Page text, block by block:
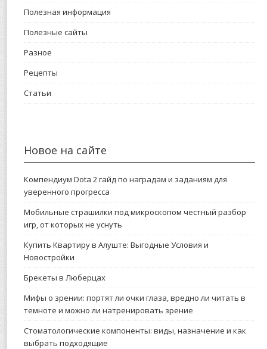
Полезная информация
Полезные сайты
Разное
Рецепты
Статьи
Новое на сайте
Компендиум Dota 2 гайд по наградам и заданиям для
уверенного прогресса
Мобильные страшилки под микроскопом честный разбор
игр, от которых не уснуть
Купить Квартиру в Алуште: Выгодные Условия и
Новостройки
Брекеты в Люберцах
Мифы о зрении: портят ли очки глаза, вредно ли читать в
темноте и можно ли натренировать зрение
Стоматологические компоненты: виды, назначение и как
выбрать подходящие